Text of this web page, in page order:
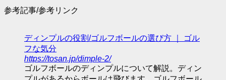
参考記事/参考リンク
ディンプルの役割/ゴルフボールの選び方 ｜ ゴル
フな気分
https://tosan.jp/dimple-2/
ゴルフボールのディンプルについて解説。ディン